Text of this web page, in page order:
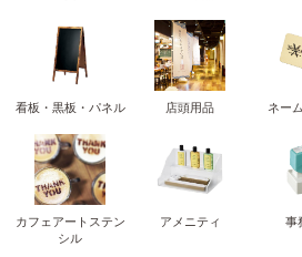
看板・黒板・パネル 店頭用品 ネー
カフェアートステン
シル
アメニティ 事